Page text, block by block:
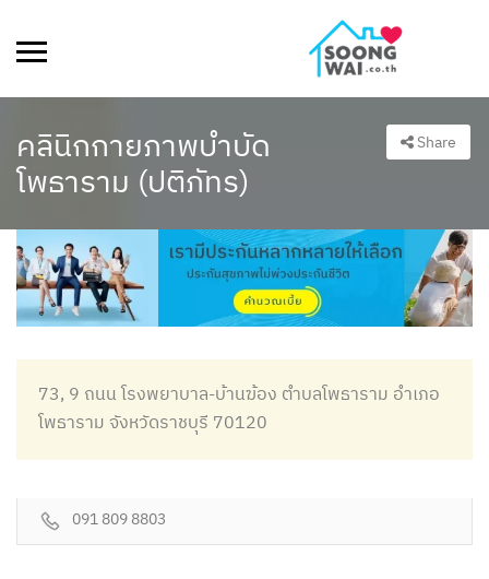
คลินิกกายภาพบำบัด
โพธาราม (ปติภัทร)
Share
73, 9 ถนน โรงพยาบาล-บ้านฆ้อง ตำบลโพธาราม อำเภอ
โพธาราม จังหวัดราชบุรี 70120
091 809 8803